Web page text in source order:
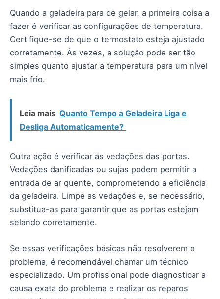
Quando a geladeira para de gelar, a primeira coisa a
fazer é verificar as configurações de temperatura.
Certifique-se de que o termostato esteja ajustado
corretamente. Às vezes, a solução pode ser tão
simples quanto ajustar a temperatura para um nível
mais frio.
Leia mais Quanto Tempo a Geladeira Liga e
Desliga Automaticamente?
Outra ação é verificar as vedações das portas.
Vedações danificadas ou sujas podem permitir a
entrada de ar quente, comprometendo a eficiência
da geladeira. Limpe as vedações e, se necessário,
substitua-as para garantir que as portas estejam
selando corretamente.
Se essas verificações básicas não resolverem o
problema, é recomendável chamar um técnico
especializado. Um profissional pode diagnosticar a
causa exata do problema e realizar os reparos